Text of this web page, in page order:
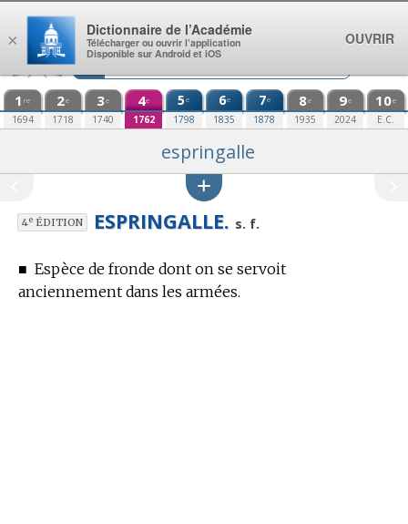
Aller au contenu
1 re
1694
2e
1718
3e
1740
4e
1762
5e
1798
6e
1835
7e
1878
8e
1935
9e
2024
10e
E.C.
espringalle
4eÉDITION ESPRINGALLE. s. f.
■ Espèce de fronde dont on se servoit
anciennement dans les armées.
×
Dictionnaire de l’Académie
Télécharger ou ouvrir l’application
Disponible sur Android et iOS
OUVRIR